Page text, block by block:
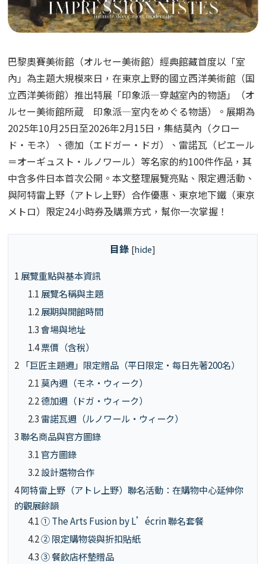
巴黎奧賽美術館（オルセー美術館）經典館藏首度以「室
內」為主題大規模來日，在東京上野的國立西洋美術館（国
立西洋美術館）推出特展「印象派—穿越室內的物語」（オ
ルセー美術館所蔵 印象派―室内をめぐる物語）。展期為
2025年10月25日至2026年2月15日，集結莫內（クロー
ド・モネ）、德加（エドガー・ドガ）、雷諾瓦（ピエール
＝オーギュスト・ルノワール）等名家的約100件作品，其
中含多件日本首次公開。本文整理展覽亮點、限定週活動、
與阿特雷上野（アトレ上野）合作優惠、東京地下鐵（東京
メトロ）限定24小時券及購票方式，幫你一次掌握！
目錄 [hide]
1 展覽重點與基本資訊
1.1 展覽名稱與主題
1.2展期與開館時間
1.3會場與地址
1.4票價（含稅）
2 「巨匠主題週」限定贈品（平日限定・每日先著200名）
2.1莫內週（モネ・ウィーク）
2.2德加週（ドガ・ウィーク）
2.3 雷諾瓦週（ルノワール・ウィーク）
3聯名商品與官方圖錄
3.1 官方圖錄
3.2設計選物合作
4阿特雷上野（アトレ上野）聯名活動：在購物中心延伸你
的觀展餘韻
4.1① The Arts Fusion by L’écrin 聯名套餐
4.2② 限定購物袋與折扣貼紙
4.3③ 餐飲店杯墊贈品